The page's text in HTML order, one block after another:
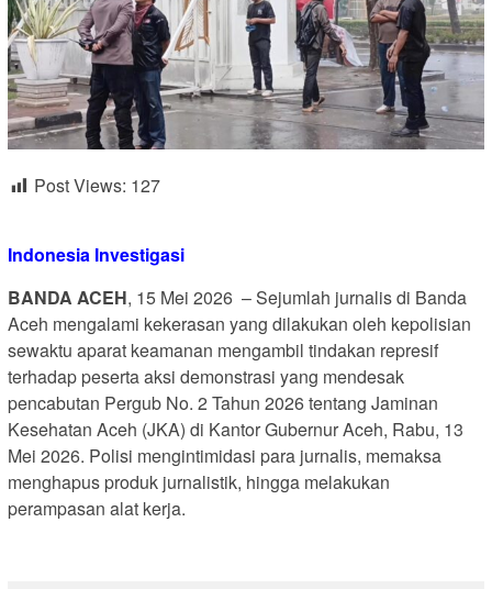
Post Views: 127
Indonesia Investigasi
BANDA ACEH, 15 Mei 2026 – Sejumlah jurnalis di Banda
Aceh mengalami kekerasan yang dilakukan oleh kepolisian
sewaktu aparat keamanan mengambil tindakan represif
terhadap peserta aksi demonstrasi yang mendesak
pencabutan Pergub No. 2 Tahun 2026 tentang Jaminan
Kesehatan Aceh (JKA) di Kantor Gubernur Aceh, Rabu, 13
Mei 2026. Polisi mengintimidasi para jurnalis, memaksa
menghapus produk jurnalistik, hingga melakukan
perampasan alat kerja.